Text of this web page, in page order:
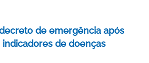
de emergência após
de doenças